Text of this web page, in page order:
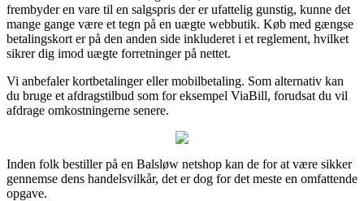
frembyder en vare til en salgspris der er ufattelig gunstig, kunne det
mange gange være et tegn på en uægte webbutik. Køb med gængse
betalingskort er på den anden side inkluderet i et reglement, hvilket
sikrer dig imod uægte forretninger på nettet.
Vi anbefaler kortbetalinger eller mobilbetaling. Som alternativ kan
du bruge et afdragstilbud som for eksempel ViaBill, forudsat du vil
afdrage omkostningerne senere.
Inden folk bestiller på en Balsløw netshop kan de for at være sikker
gennemse dens handelsvilkår, det er dog for det meste en omfattende
opgave.